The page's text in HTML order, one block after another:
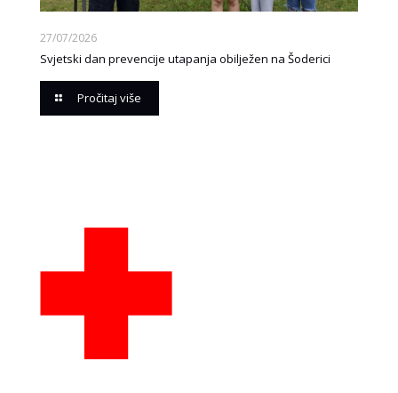
27/07/2026
Svjetski dan prevencije utapanja obilježen na Šoderici
Pročitaj više